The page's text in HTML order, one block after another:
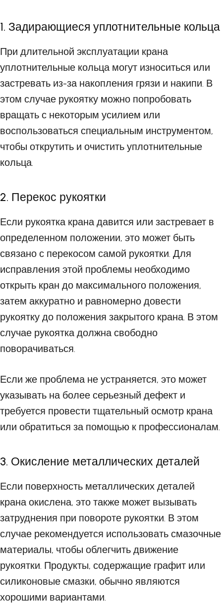
1. Задирающиеся уплотнительные кольца
При длительной эксплуатации крана
уплотнительные кольца могут износиться или
застревать из-за накопления грязи и накипи. В
этом случае рукоятку можно попробовать
вращать с некоторым усилием или
воспользоваться специальным инструментом,
чтобы открутить и очистить уплотнительные
кольца.
2. Перекос рукоятки
Если рукоятка крана давится или застревает в
определенном положении, это может быть
связано с перекосом самой рукоятки. Для
исправления этой проблемы необходимо
открыть кран до максимального положения,
затем аккуратно и равномерно довести
рукоятку до положения закрытого крана. В этом
случае рукоятка должна свободно
поворачиваться.
Если же проблема не устраняется, это может
указывать на более серьезный дефект и
требуется провести тщательный осмотр крана
или обратиться за помощью к профессионалам.
3. Окисление металлических деталей
Если поверхность металлических деталей
крана окислена, это также может вызывать
затруднения при повороте рукоятки. В этом
случае рекомендуется использовать смазочные
материалы, чтобы облегчить движение
рукоятки. Продукты, содержащие графит или
силиконовые смазки, обычно являются
хорошими вариантами.